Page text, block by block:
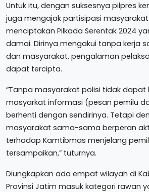
Untuk itu, dengan suksesnya pilpres
juga mengajak partisipasi
menciptakan Pilkada Serentak 2024
damai. Dirinya mengakui tanpa kerja
dan masyarakat, pengalaman
dapat tercipta.
“Tanpa masyarakat polisi tidak dapat
masyarkat informasi (pesan pemilu
berhenti dengan sendirinya. Tetapi
masyarakat sama-sama berperan
terhadap Kamtibmas menjelang
tersampaikan,” tuturnya.
Diungkapkan ada empat wilayah di
Provinsi Jatim masuk kategori rawan